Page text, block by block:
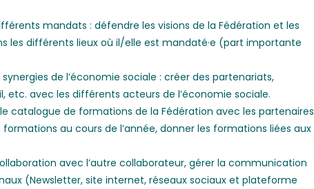
mandats : défendre les visions de la Fédération et les
les différents lieux où il/elle est mandaté·e (part importante
de l’économie sociale : créer des partenariats,
etc. avec les différents acteurs de l’économie sociale.
catalogue de formations de la Fédération avec les partenaires
au cours de l’année, donner les formations liées aux
avec l’autre collaborateur, gérer la communication
(Newsletter, site internet, réseaux sociaux et plateforme